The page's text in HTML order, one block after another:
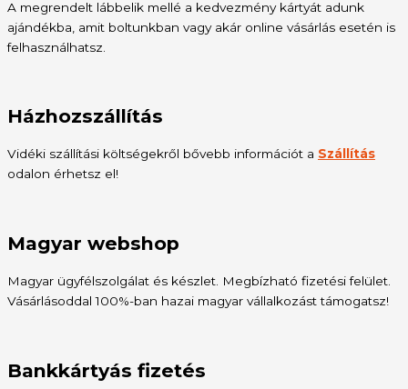
A megrendelt lábbelik mellé a kedvezmény kártyát adunk
ajándékba, amit boltunkban vagy akár online vásárlás esetén is
felhasználhatsz.
Házhozszállítás
Vidéki szállítási költségekről bővebb információt a Szállítás
odalon érhetsz el!
Magyar webshop
Magyar ügyfélszolgálat és készlet. Megbízható fizetési felület.
Vásárlásoddal 100%-ban hazai magyar vállalkozást támogatsz!
Bankkártyás fizetés